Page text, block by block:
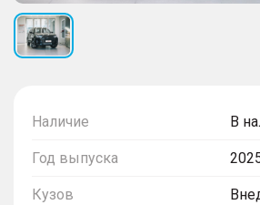
Наличие В
Год выпуска
Кузов